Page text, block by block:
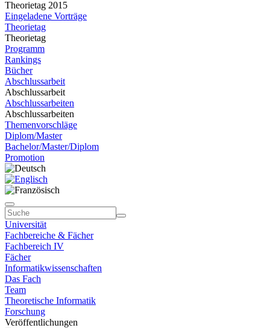
Theorietag 2015
Eingeladene Vorträge
Theorietag
Theorietag
Programm
Rankings
Bücher
Abschlussarbeit
Abschlussarbeit
Abschlussarbeiten
Abschlussarbeiten
Themenvorschläge
Diplom/Master
Bachelor/Master/Diplom
Promotion
Universität
Fachbereiche & Fächer
Fachbereich IV
Fächer
Informatikwissenschaften
Das Fach
Team
Theoretische Informatik
Forschung
Veröffentlichungen